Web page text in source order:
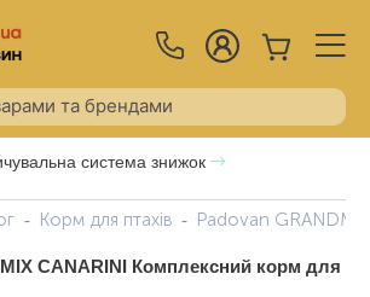
система знижок
Корм для птахів Padovan
CANARINI Комплексний корм для